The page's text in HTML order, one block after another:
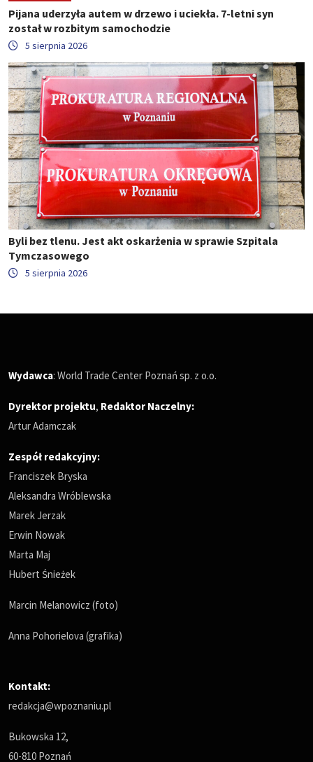
Pijana uderzyła autem w drzewo i uciekła. 7-letni syn
został w rozbitym samochodzie
5 sierpnia 2026
Byli bez tlenu. Jest akt oskarżenia w sprawie Szpitala
Tymczasowego
5 sierpnia 2026
Wydawca: World Trade Center Poznań sp. z o.o.
Dyrektor projektu, Redaktor Naczelny:
Artur Adamczak
Zespół redakcyjny:
Franciszek Bryska
Aleksandra Wróblewska
Marek Jerzak
Erwin Nowak
Marta Maj
Hubert Śnieżek
Marcin Melanowicz (foto)
Anna Pohorielova (grafika)
Kontakt:
redakcja@wpoznaniu.pl
Bukowska 12,
60-810 Poznań